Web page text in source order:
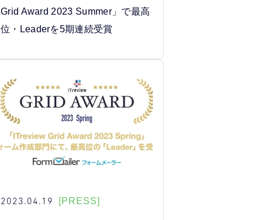
Grid Award 2023 Summer」で最高
位・Leaderを5期連続受賞
2023.04.19 [PRESS]